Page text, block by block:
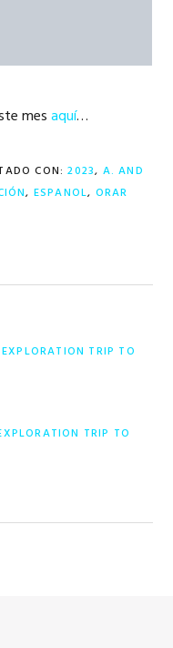
mesaquí…
CON:2023, A. AND
, ESPANOL, ORAR
TRIP TO
TRIP TO